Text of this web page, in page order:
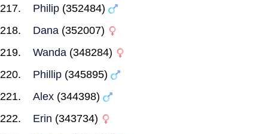
Philip (352484)
Dana (352007)
Wanda (348284)
Phillip (345895)
Alex (344398)
Erin (343734)